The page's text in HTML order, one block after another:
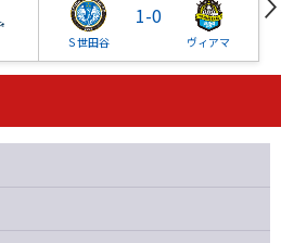
Ｓ世田谷
1-0
ヴィアマ
味フィ西